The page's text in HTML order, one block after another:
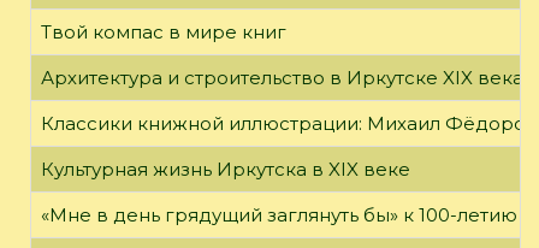
Твой компас в мире книг
Архитектура и строительство в Иркутске XIX века
Классики книжной иллюстрации: Михаил Фёдоров
Культурная жизнь Иркутска в XIX веке
«Мне в день грядущий заглянуть бы» к 100-летию